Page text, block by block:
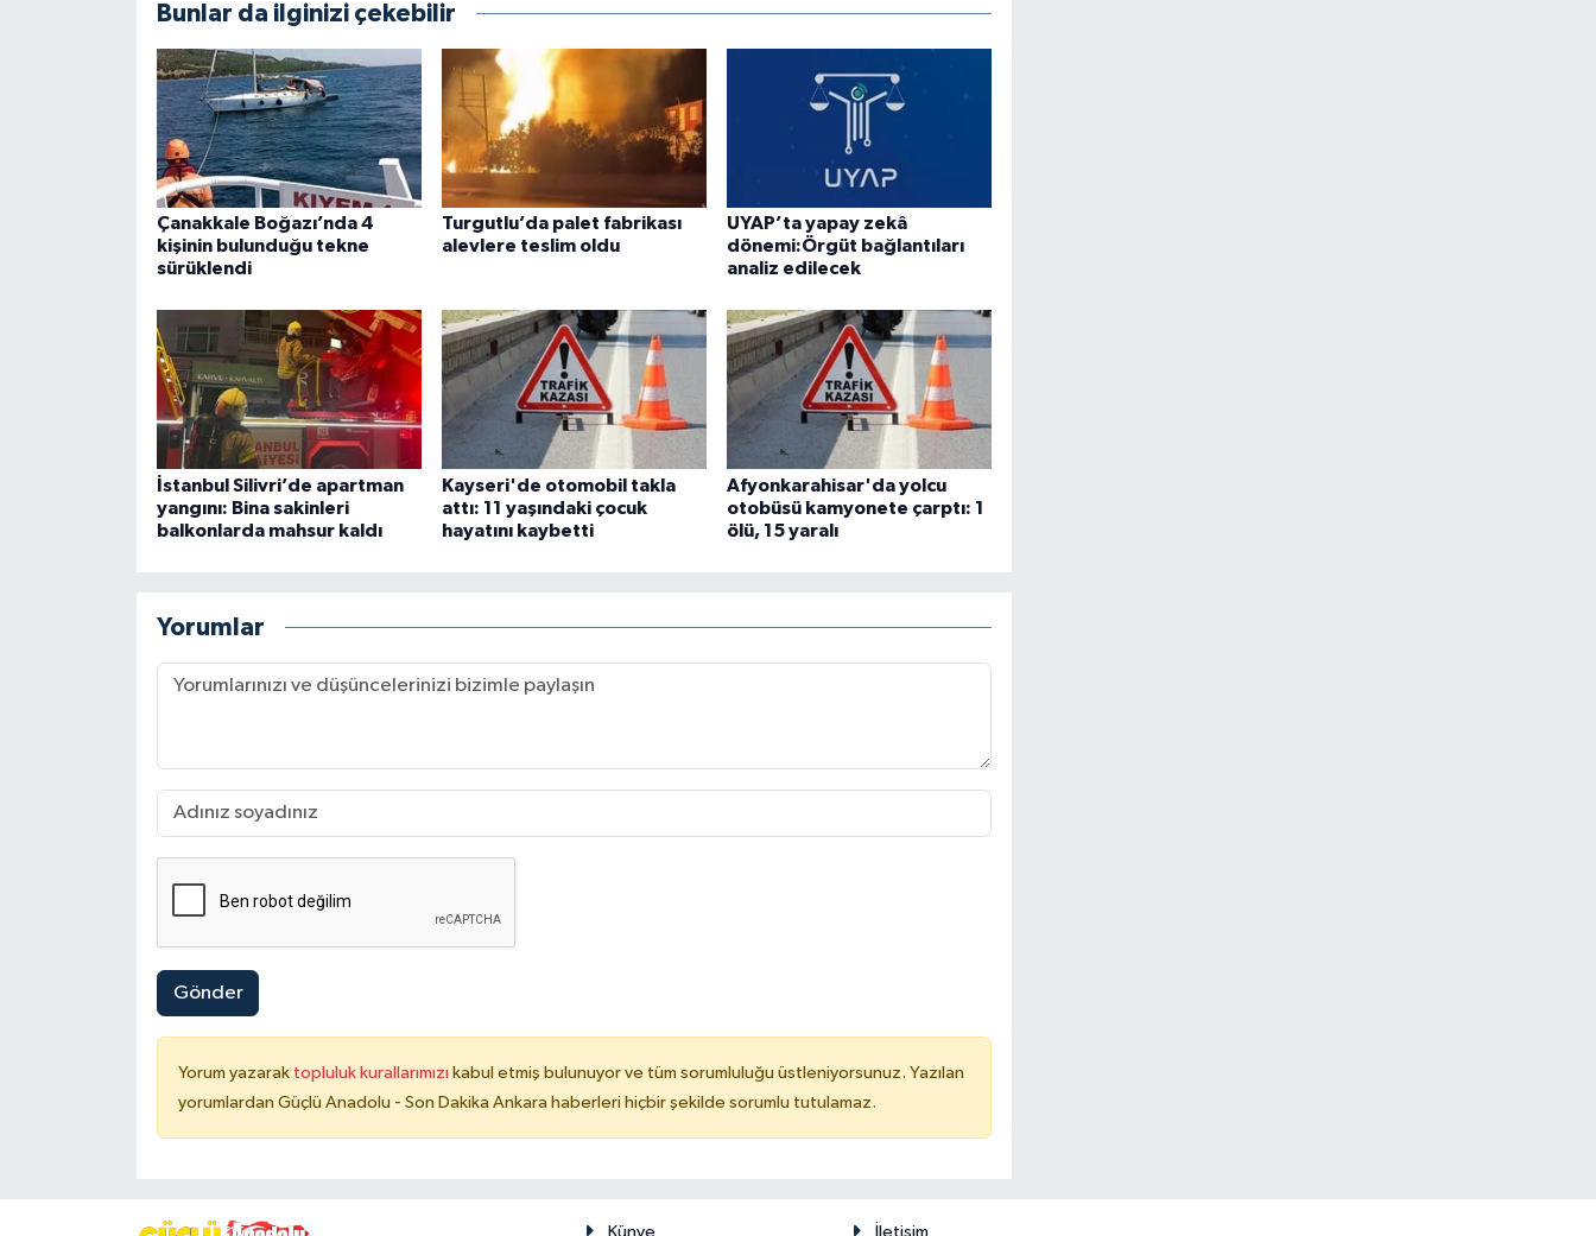
Bunlar da ilginizi çekebilir
Çanakkale Boğazı’nda 4
kişinin bulunduğu tekne
sürüklendi
Turgutlu’da palet fabrikası
alevlere teslim oldu
UYAP’ta yapay zekâ
dönemi:Örgüt bağlantıları
analiz edilecek
İstanbul Silivri’de apartman
yangını: Bina sakinleri
balkonlarda mahsur kaldı
Kayseri'de otomobil takla
attı: 11 yaşındaki çocuk
hayatını kaybetti
Afyonkarahisar'da yolcu
otobüsü kamyonete çarptı: 1
ölü, 15 yaralı
Yorumlar
Gönder
Yorum yazarak topluluk kurallarımızı kabul etmiş bulunuyor ve tüm sorumluluğu üstleniyorsunuz. Yazılan
yorumlardan Güçlü Anadolu - Son Dakika Ankara haberleri hiçbir şekilde sorumlu tutulamaz.
Künye İletişim